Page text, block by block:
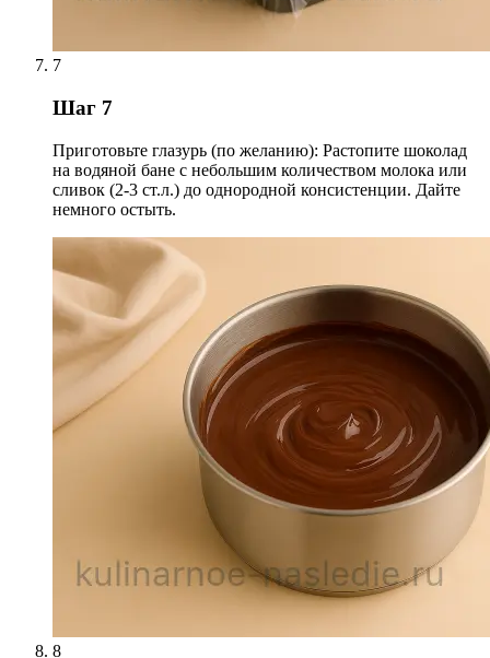
7
Шаг 7
Приготовьте глазурь (по желанию): Растопите шоколад
на водяной бане с небольшим количеством молока или
сливок (2-3 ст.л.) до однородной консистенции. Дайте
немного остыть.
8